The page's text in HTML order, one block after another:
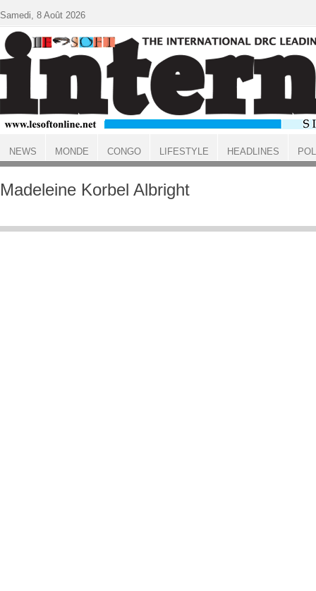
ACCUEIL
Madeleine Korbel Albright
Samedi, 8 Août 2026
NEWS MONDE CONGO LIFESTYLE HEADLINES